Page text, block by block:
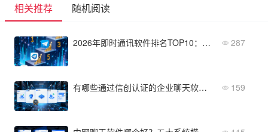
相关推荐 随机阅读
2026年即时通讯软件排名TOP10：市场占有率+口碑双认证 287
有哪些通过信创认证的企业聊天软件？5款产品盘点 159